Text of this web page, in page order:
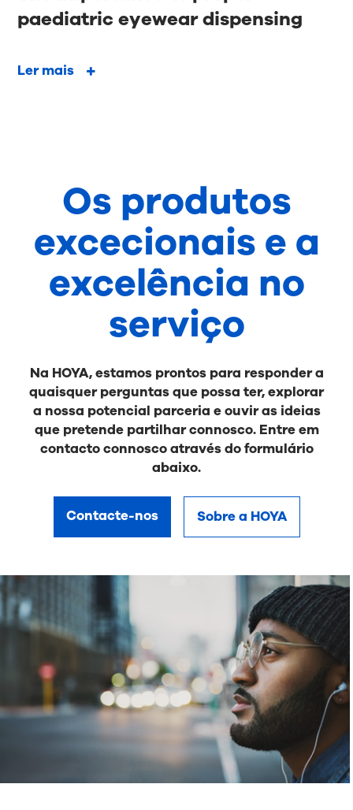
paediatric eyewear dispensing
Ler mais
Os produtos
excecionais e a
excelência no
serviço
Na HOYA, estamos prontos para responder a
quaisquer perguntas que possa ter, explorar
a nossa potencial parceria e ouvir as ideias
que pretende partilhar connosco. Entre em
contacto connosco através do formulário
abaixo.
Contacte-nos Sobre a HOYA